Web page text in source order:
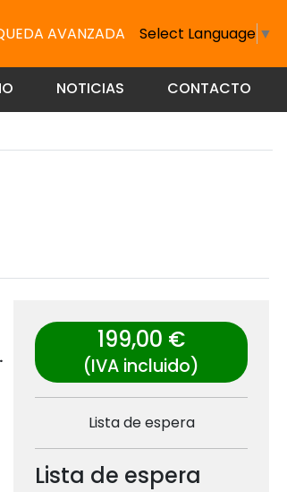
AVANZADA Select Language ▼
NOTICIAS CONTACTO
199,00 €
(IVA incluido)
Lista de espera
Lista de espera